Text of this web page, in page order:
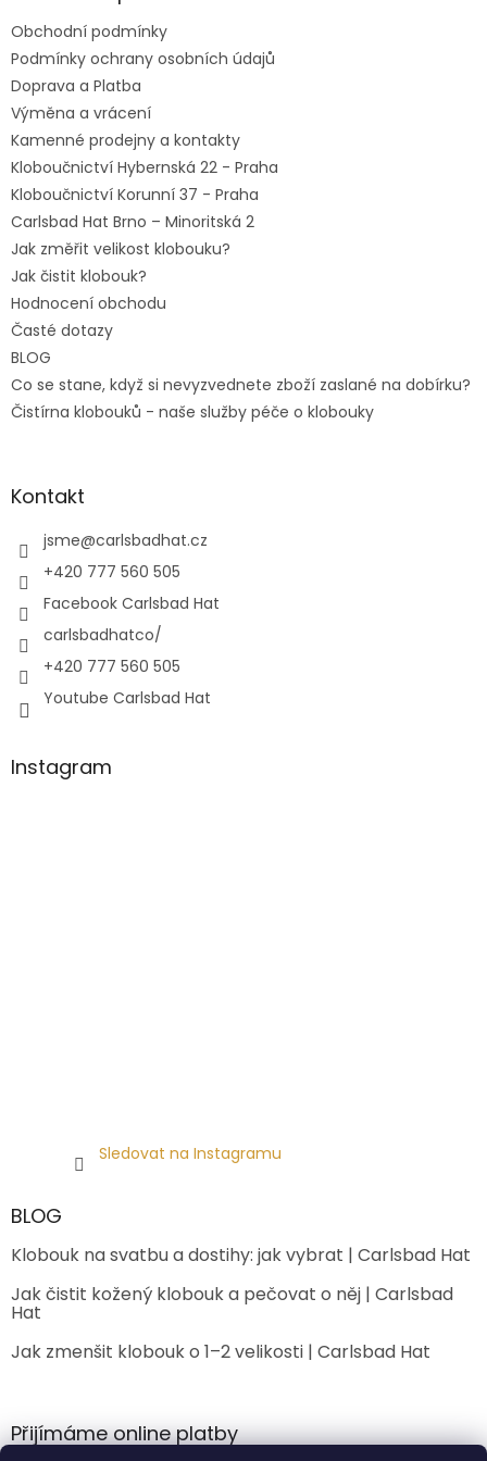
Obchodní podmínky
Podmínky ochrany osobních údajů
Doprava a Platba
Výměna a vrácení
Kamenné prodejny a kontakty
Kloboučnictví Hybernská 22 - Praha
Kloboučnictví Korunní 37 - Praha
Carlsbad Hat Brno – Minoritská 2
Jak změřit velikost klobouku?
Jak čistit klobouk?
Hodnocení obchodu
Časté dotazy
BLOG
Co se stane, když si nevyzvednete zboží zaslané na dobírku?
Čistírna klobouků - naše služby péče o klobouky
Kontakt
jsme@carlsbadhat.cz
+420 777 560 505
Facebook Carlsbad Hat
carlsbadhatco/
+420 777 560 505
Youtube Carlsbad Hat
Instagram
Sledovat na Instagramu
BLOG
Klobouk na svatbu a dostihy: jak vybrat | Carlsbad Hat
Jak čistit kožený klobouk a pečovat o něj | Carlsbad
Hat
Jak zmenšit klobouk o 1–2 velikosti | Carlsbad Hat
Přijímáme online platby